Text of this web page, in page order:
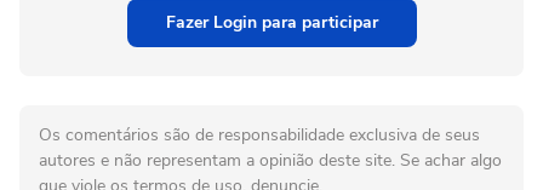
Fazer Login para participar
Os comentários são de responsabilidade exclusiva de seus
autores e não representam a opinião deste site. Se achar algo